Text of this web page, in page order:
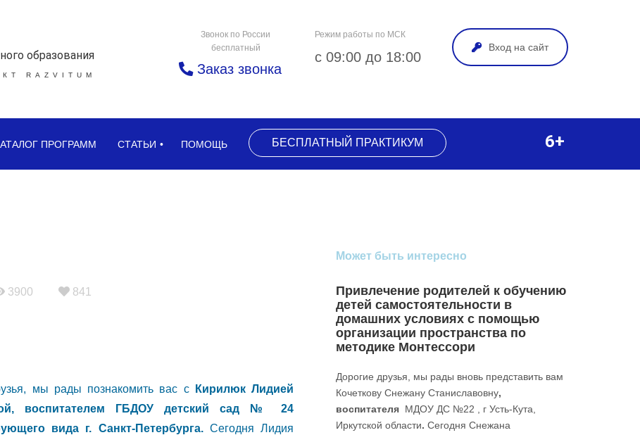
образования
RAZVITUM
Звонок по России
бесплатный
Заказ звонка
Режим работы по МСК
с 09:00 до 18:00
Вход на сайт
ПРОГРАММ СТАТЬИ ПОМОЩЬ БЕСПЛАТНЫЙ ПРАКТИКУМ 6+
3900 841
мы рады познакомить вас с
Кирилюк Лидией
воспитателем ГБДОУ детский сад № 24
вида г. Санкт-Петербурга. Сегодня Лидия
Может быть интересно
Привлечение родителей к обучению
детей самостоятельности в
домашних условиях с помощью
организации пространства по
методике Монтессори
Дорогие друзья, мы рады вновь представить вам
Кочеткову Снежану Станиславовну,
воспитателя МДОУ ДС №22 , г Усть-Кута,
Иркутской области. Сегодня Снежана